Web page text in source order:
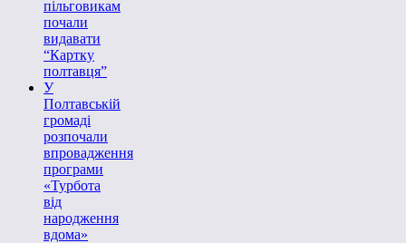
пільговикам
почали
видавати
“Картку
полтавця”
У
Полтавській
громаді
розпочали
впровадження
програми
«Турбота
від
народження
вдома»